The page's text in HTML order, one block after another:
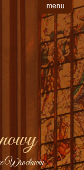
menu
Wrocławiu